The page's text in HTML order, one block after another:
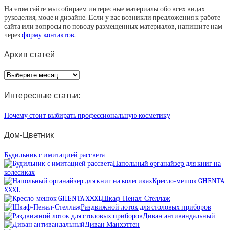
На этом сайте мы собираем интересные материалы обо всех видах
рукоделия, моде и дизайне. Если у вас возникли предложения к работе
сайта или вопросы по поводу размещенных материалов, напишите нам
через форму контактов.
Архив статей
Архив
статей
Интересные статьи:
Почему стоит выбирать профессиональную косметику
Дом-Цветник
Будильник с имитацией рассвета
Напольный органайзер для книг на
колесиках
Кресло-мешок GHENTA
XXXL
Шкаф-Пенал-Стеллаж
Раздвижной лоток для столовых приборов
Диван антивандальный
Диван Манхэттен